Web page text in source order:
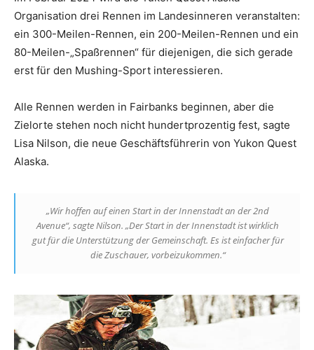
Organisation drei Rennen im Landesinneren veranstalten:
ein 300-Meilen-Rennen, ein 200-Meilen-Rennen und ein
80-Meilen-„Spaßrennen“ für diejenigen, die sich gerade
erst für den Mushing-Sport interessieren.
Alle Rennen werden in Fairbanks beginnen, aber die
Zielorte stehen noch nicht hundertprozentig fest, sagte
Lisa Nilson, die neue Geschäftsführerin von Yukon Quest
Alaska.
„Wir hoffen auf einen Start in der Innenstadt an der 2nd
Avenue“, sagte Nilson. „Der Start in der Innenstadt ist wirklich
gut für die Unterstützung der Gemeinschaft. Es ist einfacher für
die Zuschauer, vorbeizukommen.“